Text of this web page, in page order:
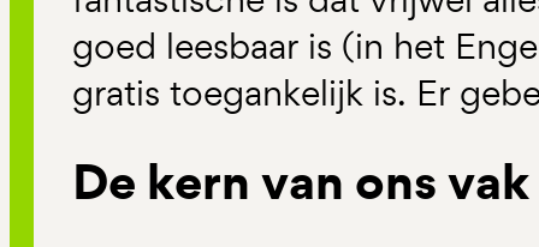
goed leesbaar is (in het
gratis toegankelijk is. Er
De kern van ons vak